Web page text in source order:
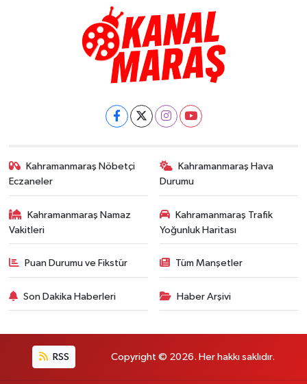
Kahramanmaraş Nöbetçi
Eczaneler
Kahramanmaraş Hava
Durumu
Kahramanmaraş Namaz
Vakitleri
Kahramanmaraş Trafik
Yoğunluk Haritası
Puan Durumu ve Fikstür Tüm Manşetler
Son Dakika Haberleri Haber Arşivi
RSS Copyright © 2026. Her hakkı saklıdır.